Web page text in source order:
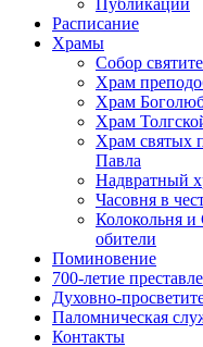
Публикации
Расписание
Храмы
Собор
Храм
Храм
Храм
Храм святых
Павла
Надвратный
Часовня в
Колокольня и
обители
Поминовение
700-летие
Духовно-
Паломническая
Контакты